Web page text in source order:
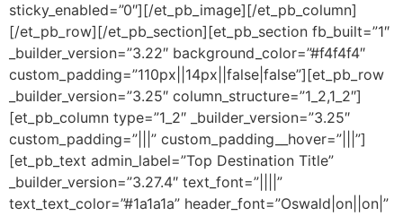
sticky_enabled=”0″][/et_pb_image][/et_pb_column]
[/et_pb_row][/et_pb_section][et_pb_section fb_built=”1″
_builder_version=”3.22″ background_color=”#f4f4f4″
custom_padding=”110px||14px||false|false”][et_pb_row
_builder_version=”3.25″ column_structure=”1_2,1_2″]
[et_pb_column type=”1_2″ _builder_version=”3.25″
custom_padding=”|||” custom_padding__hover=”|||”]
[et_pb_text admin_label=”Top Destination Title”
_builder_version=”3.27.4″ text_font=”||||”
text_text_color=”#1a1a1a” header_font=”Oswald|on||on|”